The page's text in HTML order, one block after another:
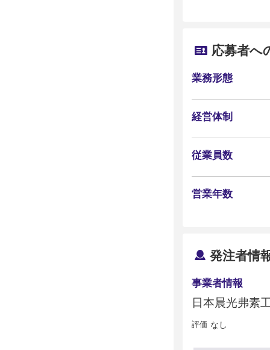
応募者へ
業務形態
経営体制
従業員数
営業年数
発注者情
事業者情報
日本晨光弗素
評価 なし